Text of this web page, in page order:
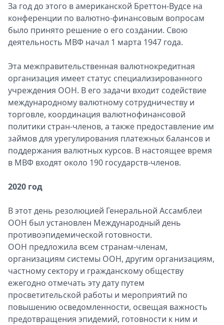
За год до этого в американской Бреттон-Вудсе на
конференции по валютно-финансовым вопросам
было принято решение о его создании. Свою
деятельность МВФ начал 1 марта 1947 года.
Эта межправительственная валютнокредитная
организация имеет статус специализированного
учреждения ООН. В его задачи входит содействие
международному валютному сотрудничеству и
торговле, координация валютнофинансовой
политики стран-членов, а также предоставление им
займов для урегулирования платежных балансов и
поддержания валютных курсов. В настоящее время
в МВФ входят около 190 государств-членов.
2020 год
В этот день резолюцией Генеральной Ассамблеи
ООН был установлен Международный день
противоэпидемической готовности.
ООН предложила всем странам-членам,
организациям системы ООН, другим организациям,
частному сектору и гражданскому обществу
ежегодно отмечать эту дату путем
просветительской работы и мероприятий по
повышению осведомленности, освещая важность
предотвращения эпидемий, готовности к ним и